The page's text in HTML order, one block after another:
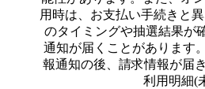
用時は、お支払い手続きと
のタイミングや抽選結果が
通知が届くことがあります
報通知の後、請求情報が届
利用明細(